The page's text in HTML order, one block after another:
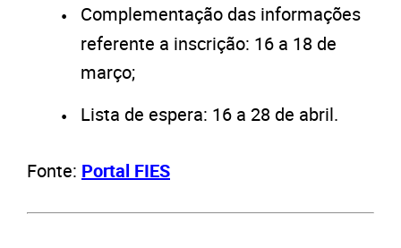
Complementação das informações
referente a inscrição: 16 a 18 de
março;
Lista de espera: 16 a 28 de abril.
Fonte: Portal FIES